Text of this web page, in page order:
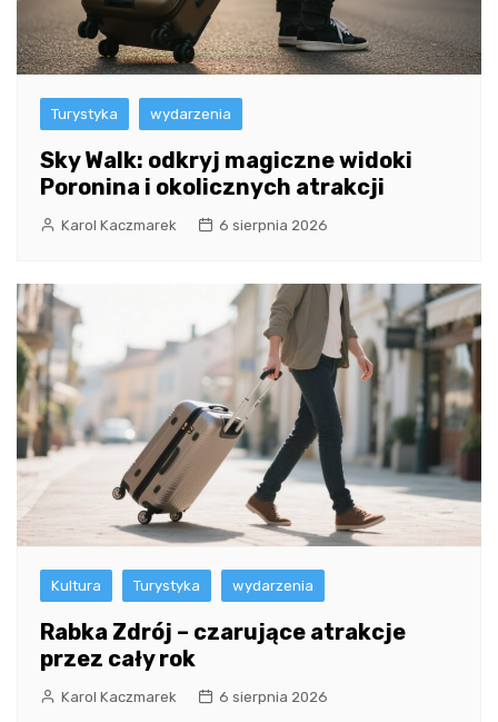
Turystyka wydarzenia
Sky Walk: odkryj magiczne widoki
Poronina i okolicznych atrakcji
Karol Kaczmarek 6 sierpnia 2026
Kultura Turystyka wydarzenia
Rabka Zdrój – czarujące atrakcje
przez cały rok
Karol Kaczmarek 6 sierpnia 2026